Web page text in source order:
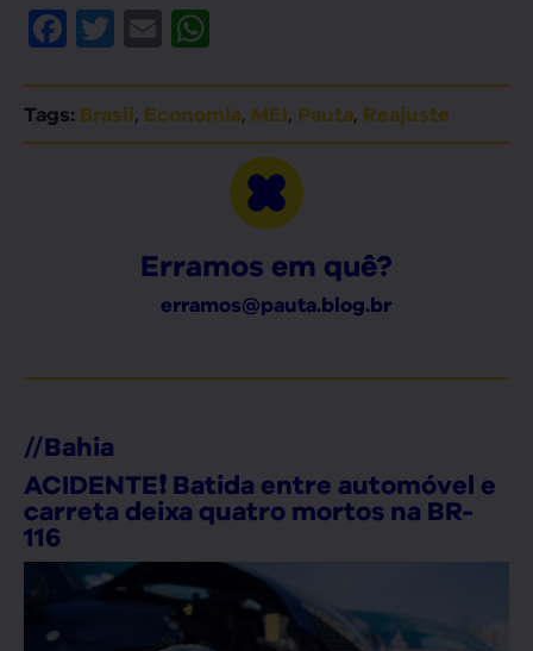
Facebook
Twitter
Email
Tags: Brasil, Economia, MEI, Pauta, Reajuste
Erramos em quê?
erramos@pauta.blog.br
//Bahia
ACIDENTE❗ Batida entre automóvel e
carreta deixa quatro mortos na BR-
116